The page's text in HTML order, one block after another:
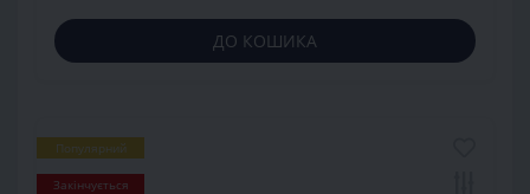
ДО КОШИКА
Популярний
Закінчується